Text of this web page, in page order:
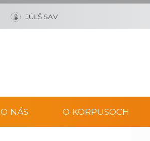
JÚĽŠ SAV
O NÁS O KORPUSOCH